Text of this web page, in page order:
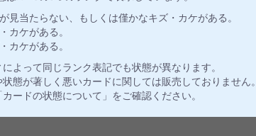
見当たらない、もしくは僅かなキズ・カケがある。
カケがある。
カケがある。
よって同じランク表記でも状態が異なります。
態が著しく悪いカードに関しては販売しておりません。
ードの状態について」をご確認ください。